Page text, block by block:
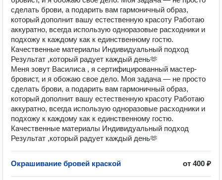
сделать брови, а подарить вам гармоничный образ,
который дополнит вашу естественную красоту Работаю
аккуратно, всегда использую одноразовые расходники и
подхожу к каждому как к единственному гостю.
Качественные материалы Индивидуальный подход
Результат ,который радует каждый день🫶
Меня зовут Василиса , я сертифицированный мастер-
бровист, и я обожаю свое дело. Моя задача — не просто
сделать брови, а подарить вам гармоничный образ,
который дополнит вашу естественную красоту Работаю
аккуратно, всегда использую одноразовые расходники и
подхожу к каждому как к единственному гостю.
Качественные материалы Индивидуальный подход
Результат ,который радует каждый день🫶
Окрашивание бровей краской от 400 ₽